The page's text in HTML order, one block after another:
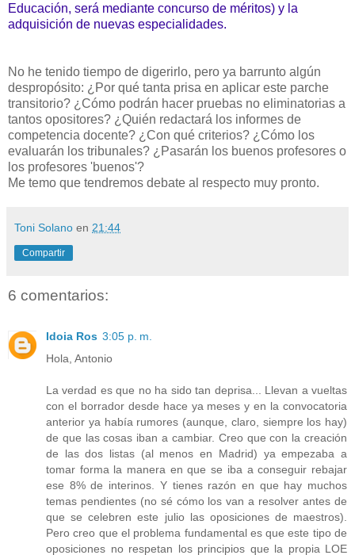
Educación, será mediante concurso de méritos) y la
adquisición de nuevas especialidades.
No he tenido tiempo de digerirlo, pero ya barrunto algún
despropósito: ¿Por qué tanta prisa en aplicar este parche
transitorio? ¿Cómo podrán hacer pruebas no eliminatorias a
tantos opositores? ¿Quién redactará los informes de
competencia docente? ¿Con qué criterios? ¿Cómo los
evaluarán los tribunales? ¿Pasarán los buenos profesores o
los profesores 'buenos'?
Me temo que tendremos debate al respecto muy pronto.
Toni Solano en 21:44
Compartir
6 comentarios:
Idoia Ros 3:05 p. m.
Hola, Antonio
La verdad es que no ha sido tan deprisa... Llevan a vueltas
con el borrador desde hace ya meses y en la convocatoria
anterior ya había rumores (aunque, claro, siempre los hay)
de que las cosas iban a cambiar. Creo que con la creación
de las dos listas (al menos en Madrid) ya empezaba a
tomar forma la manera en que se iba a conseguir rebajar
ese 8% de interinos. Y tienes razón en que hay muchos
temas pendientes (no sé cómo los van a resolver antes de
que se celebren este julio las oposiciones de maestros).
Pero creo que el problema fundamental es que este tipo de
oposiciones no respetan los principios que la propia LOE